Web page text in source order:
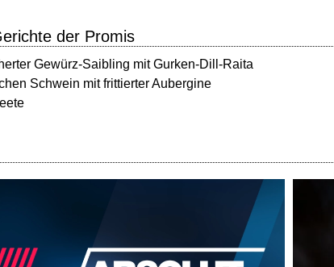
der Promis
Gewürz-Saibling mit Gurken-Dill-Raita
Schwein mit frittierter Aubergine